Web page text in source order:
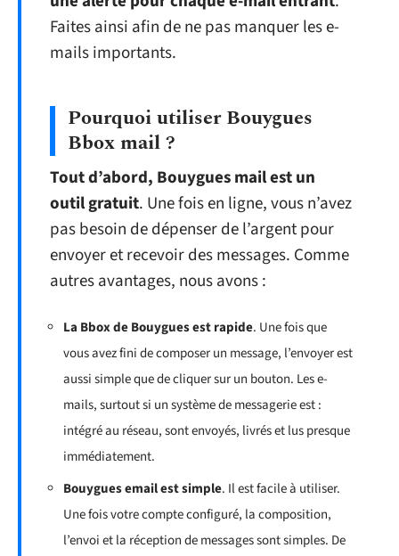
Faites ainsi afin de ne pas manquer les e-
mails importants.
Pourquoi utiliser Bouygues
Bbox mail ?
Tout d’abord, Bouygues mail est un
outil gratuit. Une fois en ligne, vous n’avez
pas besoin de dépenser de l’argent pour
envoyer et recevoir des messages. Comme
autres avantages, nous avons :
La Bbox de Bouygues est rapide. Une fois que
vous avez fini de composer un message, l’envoyer est
aussi simple que de cliquer sur un bouton. Les e-
mails, surtout si un système de messagerie est :
intégré au réseau, sont envoyés, livrés et lus presque
immédiatement.
Bouygues email est simple. Il est facile à utiliser.
Une fois votre compte configuré, la composition,
l’envoi et la réception de messages sont simples. De